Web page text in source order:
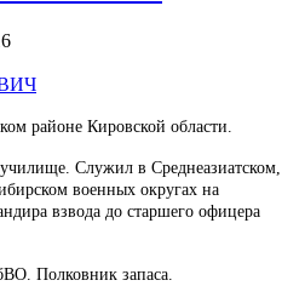
районе Кировской области.
Служил в Среднеазиатском,
военных округах на
взвода до старшего офицера
Полковник запаса.